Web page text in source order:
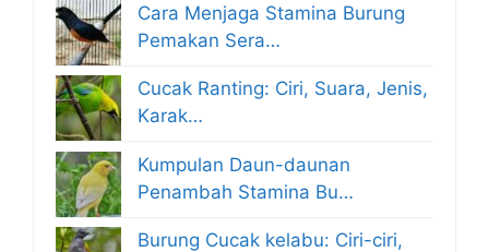
Cara Menjaga Stamina Burung
Pemakan Sera…
Cucak Ranting: Ciri, Suara, Jenis,
Karak…
Kumpulan Daun-daunan
Penambah Stamina Bu…
Burung Cucak kelabu: Ciri-ciri,